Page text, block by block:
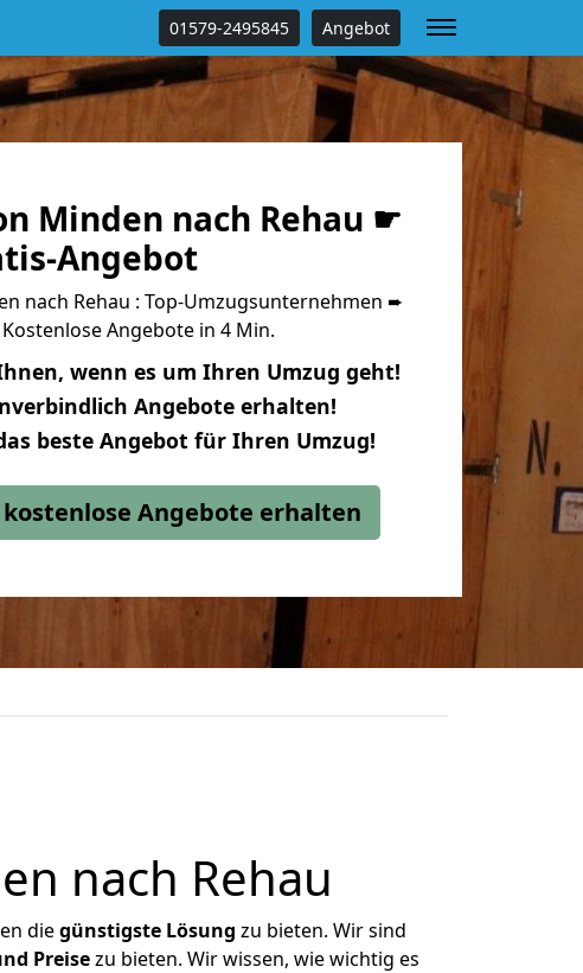
01579-2495845 Angebot
Minden nach Rehau ☛
Angebot
nach Rehau : Top-Umzugsunternehmen ➨
Angebote in 4 Min.
wenn es um Ihren Umzug geht!
Angebote erhalten!
beste Angebot für Ihren Umzug!
Angebote erhalten
nach Rehau
diegünstigste Lösung zu bieten. Wir sind
Preisezu bieten. Wir wissen, wie wichtig es